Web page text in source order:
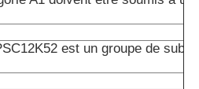
est un groupe de